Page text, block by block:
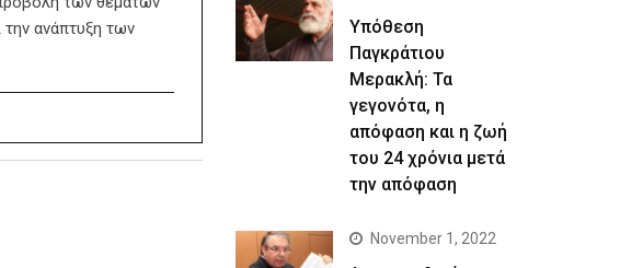
την ανάπτυξη των
Yπόθεση
Παγκράτιου
Μερακλή: Τα
γεγονότα, η
απόφαση και η ζωή
του 24 χρόνια μετά
την απόφαση
November 1, 2022